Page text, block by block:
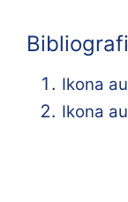
Ikona
Ikona